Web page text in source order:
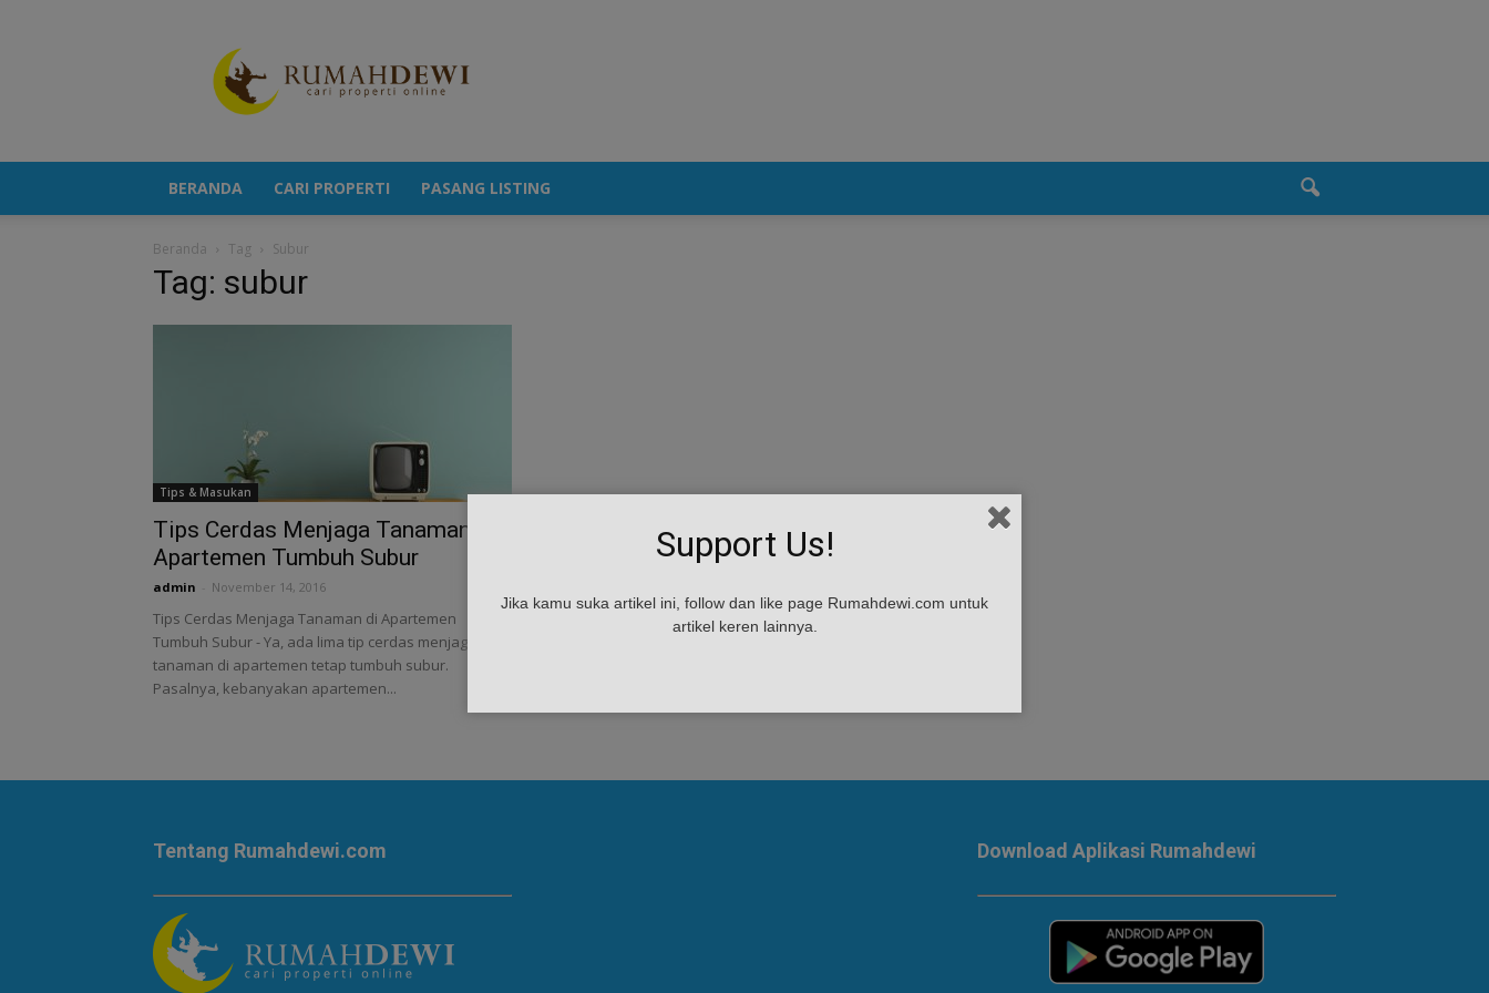
Berita
Properti
Terkini
BERANDA CARI PROPERTI PASANG LISTING
Beranda Tag Subur
Tag: subur
Tips & Masukan
Tips Cerdas Menjaga Tanaman di
Apartemen Tumbuh Subur
admin November 14, 2016
Tips Cerdas Menjaga Tanaman di Apartemen
Tumbuh Subur - Ya, ada lima tip cerdas menjaga
tanaman di apartemen tetap tumbuh subur.
Pasalnya, kebanyakan apartemen...
Tentang Rumahdewi.com Download Aplikasi Rumahdewi
Support Us!
Jika kamu suka artikel ini, follow dan like page Rumahdewi.com untuk
artikel keren lainnya.